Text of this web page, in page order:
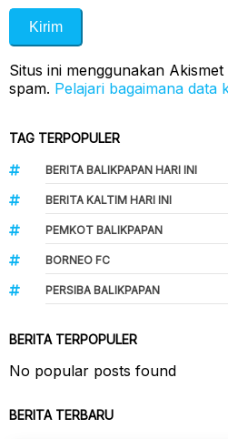
Situs ini menggunakan
spam. Pelajari bagaimana data
TAG TERPOPULER
BERITA BALIKPAPAN HARI INI
BERITA KALTIM HARI INI
PEMKOT BALIKPAPAN
BORNEO FC
PERSIBA BALIKPAPAN
BERITA TERPOPULER
No popular posts found
BERITA TERBARU